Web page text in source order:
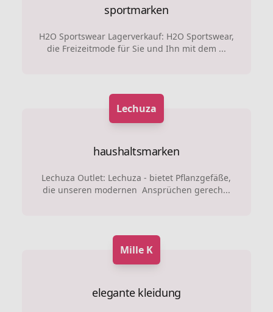
sportmarken
H2O Sportswear Lagerverkauf: H2O Sportswear,
die Freizeitmode für Sie und Ihn mit dem ...
Lechuza
haushaltsmarken
Lechuza Outlet: Lechuza - bietet Pflanzgefäße,
die unseren modernen Ansprüchen gerech...
Mille K
elegante kleidung